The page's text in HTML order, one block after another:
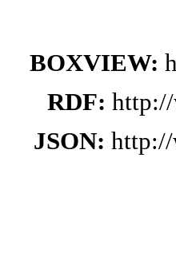
BOXVIEW:
RDF:
JSON: